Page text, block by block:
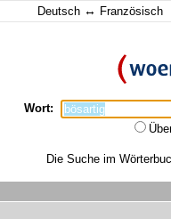
Deutsch ↔ Französisch
Wort:
Die Suche im